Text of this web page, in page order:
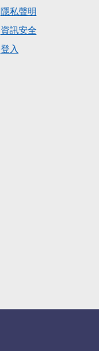
隱私聲明
資訊安全
登入